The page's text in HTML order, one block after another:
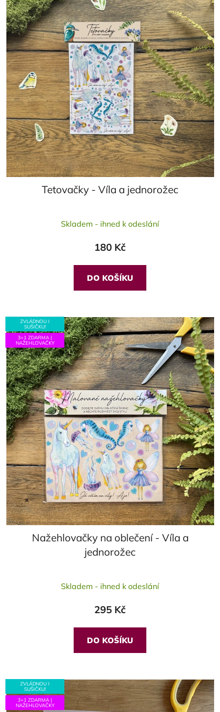
Tetovačky - Víla a jednorožec
Skladem - ihned k odeslání
180 Kč
DO KOŠÍKU
ZVLÁDNOU I
SUŠIČKU!
3+1 ZDARMA |
NAŽEHLOVAČKY
Nažehlovačky na oblečení - Víla a
jednorožec
hodnocení
je
5,0
z
5
Skladem - ihned k odeslání
295 Kč
DO KOŠÍKU
ZVLÁDNOU I
SUŠIČKU!
3+1 ZDARMA |
NAŽEHLOVAČKY